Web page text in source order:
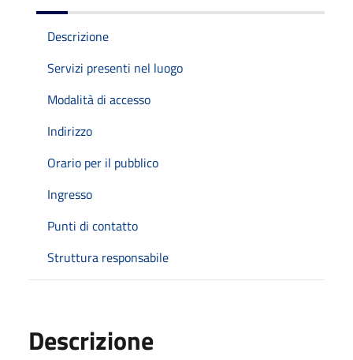
Descrizione
Servizi presenti nel luogo
Modalità di accesso
Indirizzo
Orario per il pubblico
Ingresso
Punti di contatto
Struttura responsabile
Descrizione